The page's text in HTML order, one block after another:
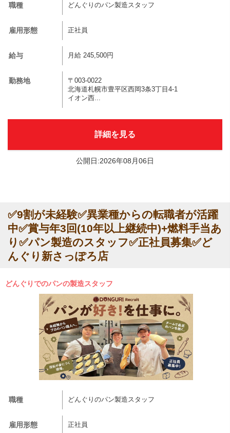
職種 どんぐりのパン製造スタッフ
雇用形態 正社員
給与 月給 245,500円
勤務地
〒003-0022
北海道札幌市豊平区西岡3条3丁目4-1
イオン西...
詳細を見る
公開日:2026年08月06日
✅9割が未経験✅異業種からの転職者が活躍
中✅賞与年3回(10年以上継続中)+燃料手当あ
り✅パン製造のスタッフ✅正社員募集✅ど
んぐり新さっぽろ店
どんぐりでのパンの製造スタッフ
職種 どんぐりのパン製造スタッフ
雇用形態 正社員